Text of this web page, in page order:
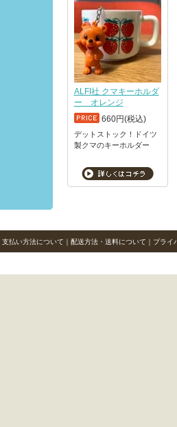
ALFI社 クマキーホルダ
ー オレンジ
660円(税込)
デットストック！ドイツ
製クマのキーホルダー
支払い方法について ｜ 配送方法・送料について ｜ プライ